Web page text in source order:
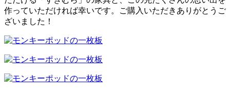
作っていただければ幸いです。ご購入いただきありがとうご
ざいました！